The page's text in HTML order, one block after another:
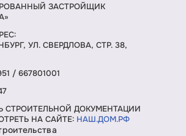
ЗАСТРОЙЩИК
УЛ. СВЕРДЛОВА, СТР. 38,
/ 667801001
СТРОИТЕЛЬНОЙ ДОКУМЕНТАЦИИ
НА САЙТЕ: НАШ.ДОМ.РФ